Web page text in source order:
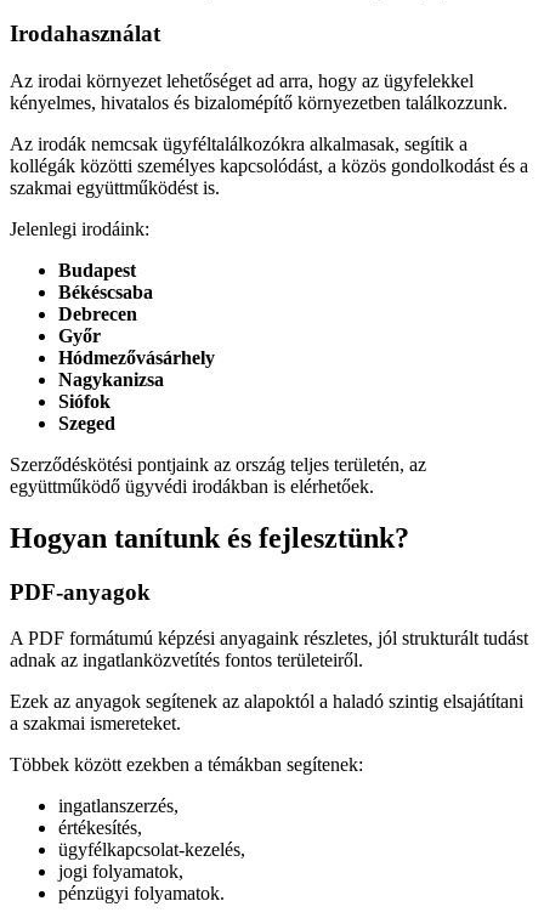
Irodahasználat
Az irodai környezet lehetőséget ad arra, hogy az ügyfelekkel
kényelmes, hivatalos és bizalomépítő környezetben találkozzunk.
Az irodák nemcsak ügyféltalálkozókra alkalmasak, segítik a
kollégák közötti személyes kapcsolódást, a közös gondolkodást és a
szakmai együttműködést is.
Jelenlegi irodáink:
Budapest
Békéscsaba
Debrecen
Győr
Hódmezővásárhely
Nagykanizsa
Siófok
Szeged
Szerződéskötési pontjaink az ország teljes területén, az
együttműködő ügyvédi irodákban is elérhetőek.
Hogyan tanítunk és fejlesztünk?
PDF-anyagok
A PDF formátumú képzési anyagaink részletes, jól strukturált tudást
adnak az ingatlanközvetítés fontos területeiről.
Ezek az anyagok segítenek az alapoktól a haladó szintig elsajátítani
a szakmai ismereteket.
Többek között ezekben a témákban segítenek:
ingatlanszerzés,
értékesítés,
ügyfélkapcsolat-kezelés,
jogi folyamatok,
pénzügyi folyamatok.